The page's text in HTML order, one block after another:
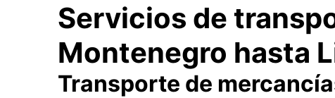
Servicios de
Montenegro hasta
Transporte de